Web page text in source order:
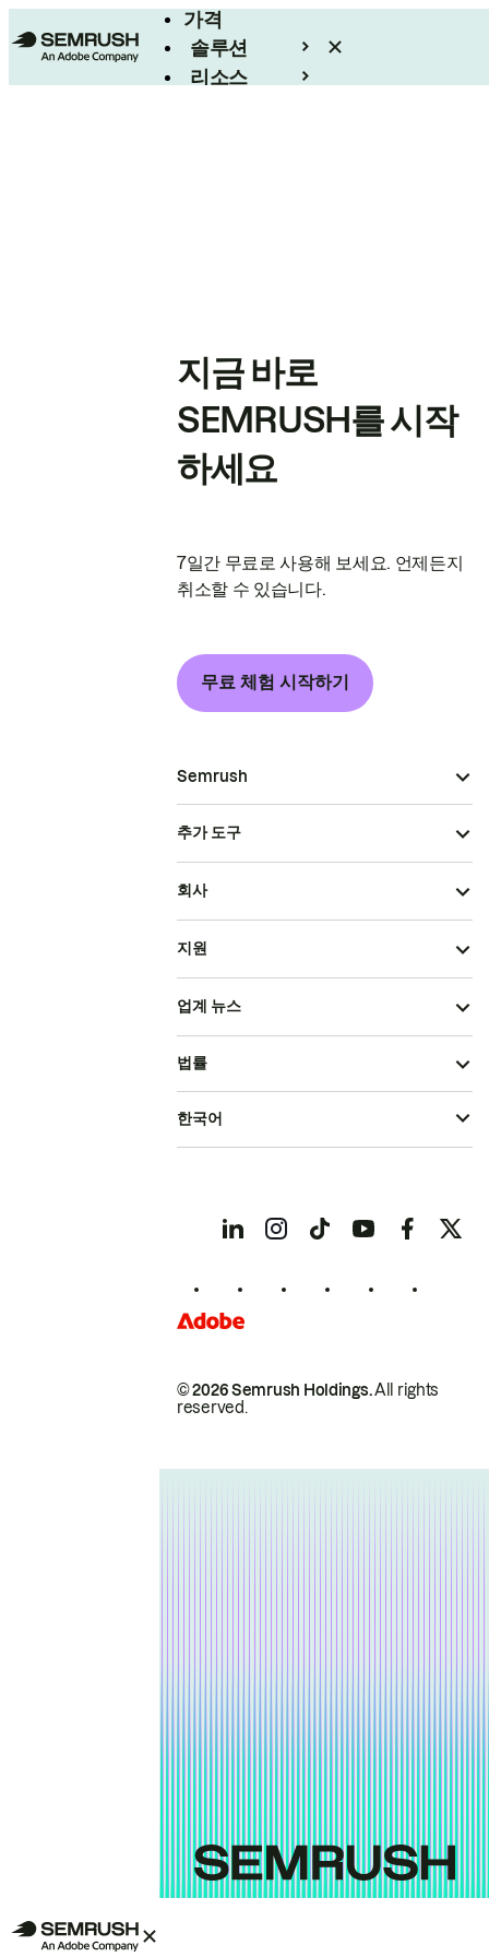
가격
솔루션
리소스
지금 바로
SEMRUSH를 시작
하세요
7일간 무료로 사용해 보세요. 언제든지
취소할 수 있습니다.
무료 체험 시작하기
Semrush
추가 도구
회사
지원
업계 뉴스
© 2026 Semrush Holdings.All rights
reserved.
법률
한국어